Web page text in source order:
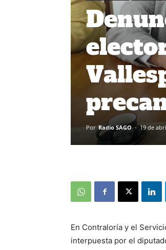
Por Radio SAGO - 19 de
En Contraloría y el
interpuesta por el